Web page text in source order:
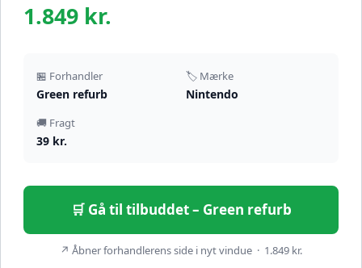
1.849 kr.
🏪 Forhandler
Green refurb
🏷️ Mærke
Nintendo
🚚 Fragt
39 kr.
🛒 Gå til tilbuddet – Green refurb
↗ Åbner forhandlerens side i nyt vindue · 1.849 kr.